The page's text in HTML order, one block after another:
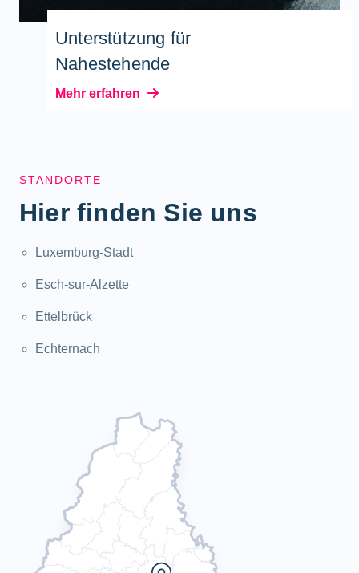
Unterstützung für
Nahestehende
Mehr erfahren
STANDORTE
Hier finden Sie uns
Luxemburg-Stadt
Esch-sur-Alzette
Ettelbrück
Echternach